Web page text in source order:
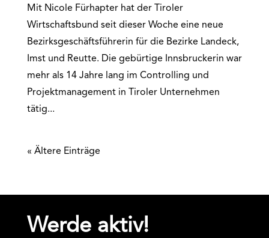
Mit Nicole Fürhapter hat der Tiroler
Wirtschaftsbund seit dieser Woche eine neue
Bezirksgeschäftsführerin für die Bezirke Landeck,
Imst und Reutte. Die gebürtige Innsbruckerin war
mehr als 14 Jahre lang im Controlling und
Projektmanagement in Tiroler Unternehmen
tätig...
« Ältere Einträge
Werde aktiv!